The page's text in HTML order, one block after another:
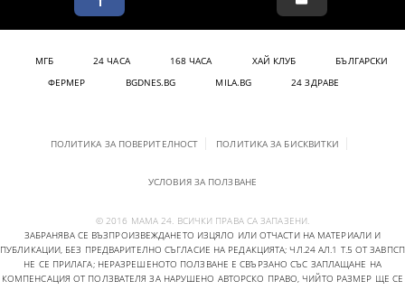
МГБ 24 ЧАСА 168 ЧАСА ХАЙ КЛУБ
БЪЛГАРСКИ
ФЕРМЕР
BGDNES.BG MILA.BG 24 ЗДРАВЕ
ПОЛИТИКА ЗА ПОВЕРИТЕЛНОСТ ПОЛИТИКА ЗА БИСКВИТКИ
УСЛОВИЯ ЗА ПОЛЗВАНЕ
© 2016 МАМА 24. ВСИЧКИ ПРАВА СА ЗАПАЗЕНИ.
ЗАБРАНЯВА СЕ ВЪЗПРОИЗВЕЖДАНЕТО ИЗЦЯЛО ИЛИ ОТЧАСТИ НА МАТЕРИАЛИ И
ПУБЛИКАЦИИ, БЕЗ ПРЕДВАРИТЕЛНО СЪГЛАСИЕ НА РЕДАКЦИЯТА; ЧЛ.24 АЛ.1 Т.5 ОТ ЗАВПСП
НЕ СЕ ПРИЛАГА; НЕРАЗРЕШЕНОТО ПОЛЗВАНЕ Е СВЪРЗАНО СЪС ЗАПЛАЩАНЕ НА
КОМПЕНСАЦИЯ ОТ ПОЛЗВАТЕЛЯ ЗА НАРУШЕНО АВТОРСКО ПРАВО, ЧИЙТО РАЗМЕР ЩЕ СЕ